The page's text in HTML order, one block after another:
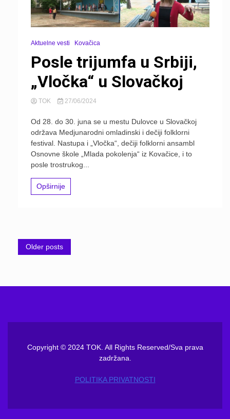
Aktuelne vesti Kovačica
Posle trijumfa u Srbiji,
„Vločka“ u Slovačkoj
TOK 27/06/2024
Od 28. do 30. juna se u mestu Dulovce u Slovačkoj
održava Medjunarodni omladinski i dečiji folklorni
festival. Nastupa i „Vločka“, dečiji folklorni ansambl
Osnovne škole „Mlada pokolenja“ iz Kovačice, i to
posle trostrukog...
Opširnije
Posts
Older posts
Copyright © 2024 TOK. All Rights Reserved/Sva prava
zadržana.
POLITIKA PRIVATNOSTI